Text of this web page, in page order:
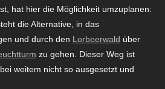
hat hier die Möglichkeit umzuplanen:
die Alternative, in das
und durch den Lorbeerwald über
zu gehen. Dieser Weg ist
weitem nicht so ausgesetzt und